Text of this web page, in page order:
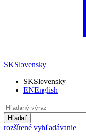
SKSlovensky
SKSlovensky
ENEnglish
Hľadať
rozšírené vyhľadávanie